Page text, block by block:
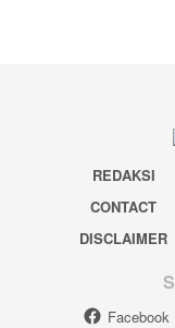
REDAKSI
CONTACT
DISCLAIMER
Facebook